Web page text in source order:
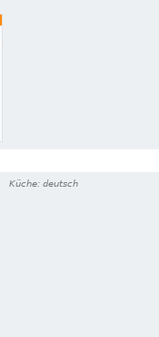
Küche: deutsch